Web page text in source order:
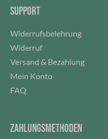
SUPPORT
Widerrufsbelehrung
Widerruf
Versand & Bezahlung
Mein Konto
FAQ
ZAHLUNGSMETHODEN